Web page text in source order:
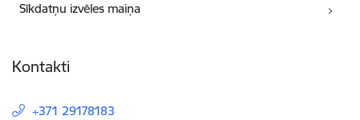
Sīkdatņu izvēles maiņa
Kontakti
+371 29178183